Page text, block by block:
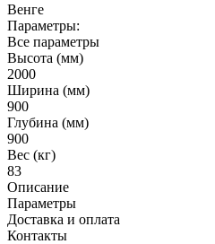
Венге
Параметры:
Все параметры
Высота (мм)
2000
Ширина (мм)
900
Глубина (мм)
900
Вес (кг)
83
Описание
Параметры
Доставка и оплата
Контакты